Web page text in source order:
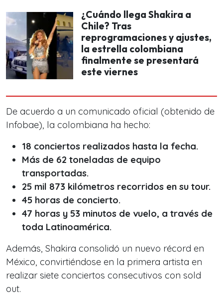
¿Cuándo llega Shakira a
Chile? Tras
reprogramaciones y ajustes,
la estrella colombiana
finalmente se presentará
este viernes
De acuerdo a un comunicado oficial (obtenido de
Infobae), la colombiana ha hecho:
18 conciertos realizados hasta la fecha.
Más de 62 toneladas de equipo
transportadas.
25 mil 873 kilómetros recorridos en su tour.
45 horas de concierto.
47 horas y 53 minutos de vuelo, a través de
toda Latinoamérica.
Además, Shakira consolidó un nuevo récord en
México, convirtiéndose en la primera artista en
realizar siete conciertos consecutivos con sold
out.